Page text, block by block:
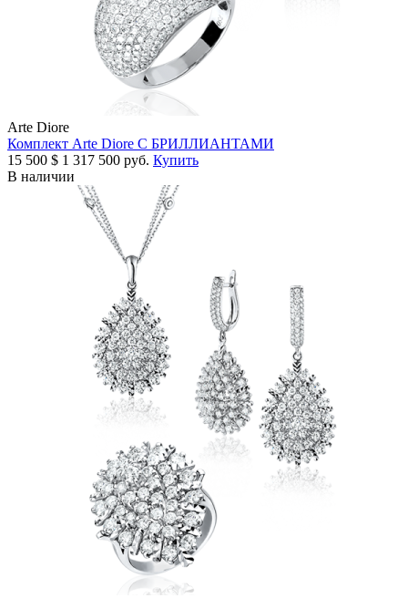
Arte Diore
Комплект Arte Diore С БРИЛЛИАНТАМИ
15 500 $ 1 317 500 руб. Купить
В наличии